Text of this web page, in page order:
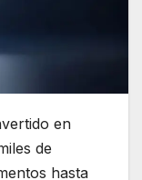
en
de
hasta